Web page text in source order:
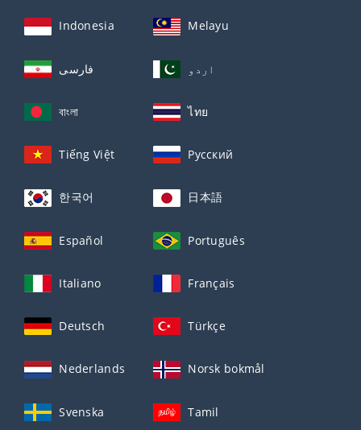
Indonesia Melayu
فارسی اردو
বাংলা ไทย
Tiếng Việt Русский
한국어 日本語
Español Português
Italiano Français
Deutsch Türkçe
Nederlands Norsk bokmål
Svenska Tamil